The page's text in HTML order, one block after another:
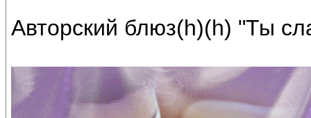
Авторский блюз(h)(h) "Ты